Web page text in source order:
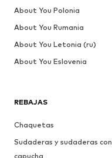
REBAJAS
Chaquetas
Sudaderas y sudaderas con
capucha
About You Polonia
About You Rumania
About You Letonia (ru)
About You Eslovenia